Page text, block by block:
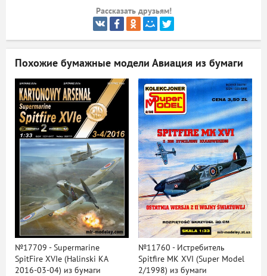
Рассказать друзьям!
Похожие бумажные модели Авиация из бумаги
№17709 - Supermarine
SpitFire XVIe (Halinski KA
2016-03-04) из бумаги
№11760 - Истребитель
Spitfire MK XVI (Super Model
2/1998) из бумаги